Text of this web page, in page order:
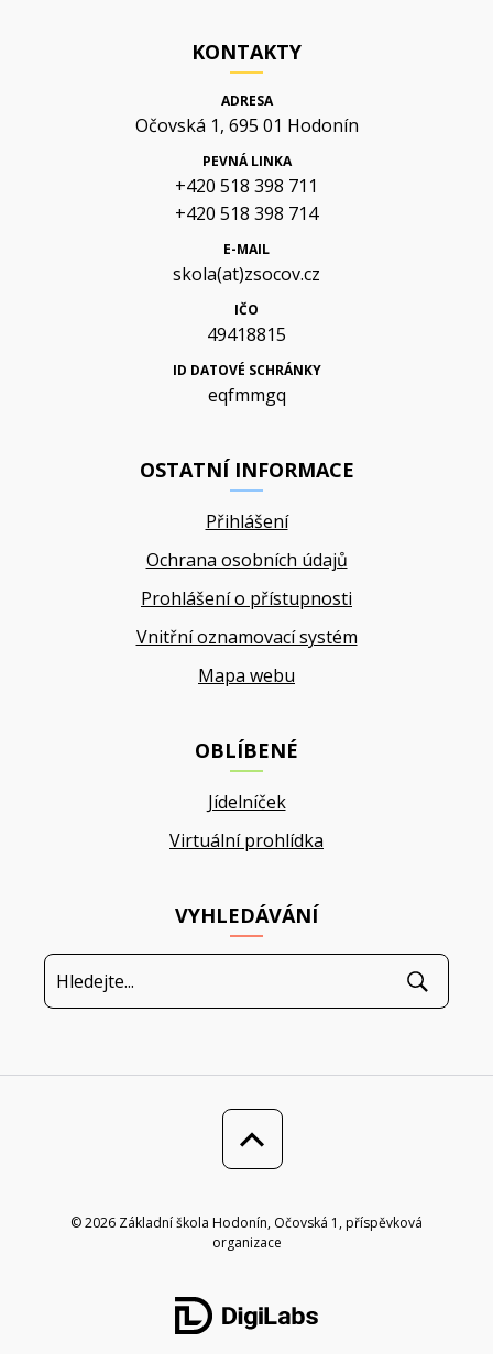
KONTAKTY
ADRESA
Očovská 1, 695 01 Hodonín
PEVNÁ LINKA
+420 518 398 711
+420 518 398 714
E-MAIL
skola(at)zsocov.cz
IČO
49418815
ID DATOVÉ SCHRÁNKY
eqfmmgq
OSTATNÍ INFORMACE
Přihlášení
Ochrana osobních údajů
Prohlášení o přístupnosti
Vnitřní oznamovací systém
Mapa webu
OBLÍBENÉ
Jídelníček
Virtuální prohlídka
VYHLEDÁVÁNÍ
© 2026 Základní škola Hodonín, Očovská 1, příspěvková
organizace